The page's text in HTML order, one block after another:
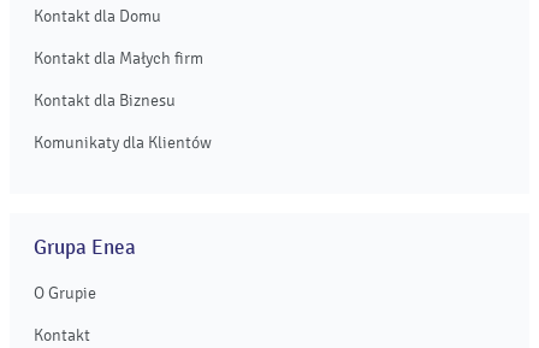
Kontakt dla Domu
Kontakt dla Małych firm
Kontakt dla Biznesu
Komunikaty dla Klientów
Grupa Enea
O Grupie
Kontakt